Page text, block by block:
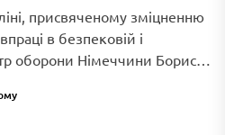
присвяченому зміцненню
в безпековій і
оборони Німеччини Борис